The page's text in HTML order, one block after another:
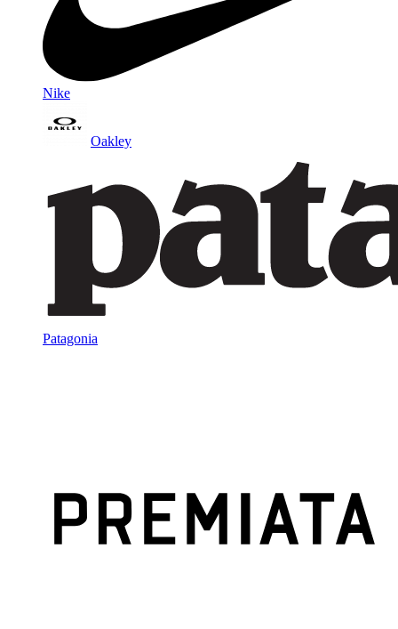
Nike
Oakley
Patagonia